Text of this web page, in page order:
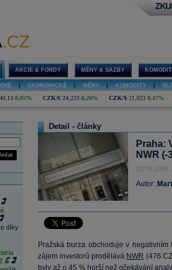
AKCIE & FONDY MĚNY & SAZBY
EKONOMICKÉ MĚNY KOMODITY
0,05% CZK/€ 24,223 0,20% CZK/$ 21,023 0,47%
díky
Detail - články
Praha:
NWR (-
28.08.2008
Autor:
Pražská burza obchoduje v
zájem investorů prodělává NWR (476
byly až o 45 % horší než očekávání